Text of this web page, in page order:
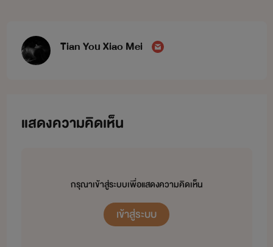
Tian You Xiao Mei
แสดงความคิดเห็น
กรุณาเข้าสู่ระบบเพื่อแสดงความคิดเห็น
เข้าสู่ระบบ